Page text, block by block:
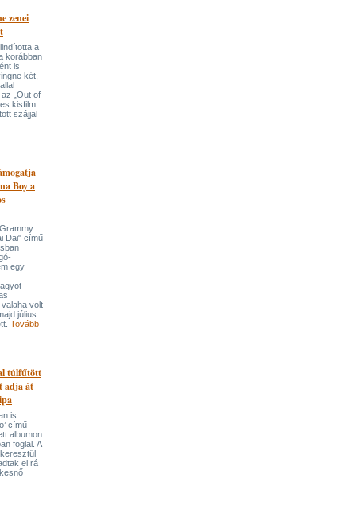
zenei
a
korábban
is
két,
„Out of
kisfilm
szájjal
Boy a
Dai" című
egy
volt
július
Tovább
túlfűtött
adja át
is
című
albumon
foglal. A
el rá